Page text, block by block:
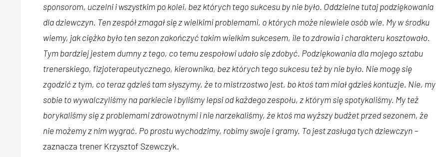
sponsorom, uczelni i wszystkim po kolei, bez których tego sukcesu by nie było. Oddzielne tutaj podziękowania
dla dziewczyn. Ten zespół zmagał się z wielkimi problemami, o których może niewiele osób wie. My w środku
wiemy, jak ciężko było ten sezon zakończyć takim wielkim sukcesem, ile to zdrowia i charakteru kosztowało.
Tym bardziej jestem dumny z tego, co temu zespołowi udało się zdobyć. Podziękowania dla mojego sztabu
trenerskiego, fizjoterapeutycznego, kierownika, bez których tego sukcesu też by nie było. Nie mogę się
zgodzić z tym, co teraz gdzieś tam słyszymy, że to mistrzostwo jest, bo ktoś tam miał gdzieś kontuzje. Nie, my
sobie to wywalczyliśmy na parkiecie i byliśmy lepsi od każdego zespołu, z którym się spotykaliśmy. My też
borykaliśmy się z problemami zdrowotnymi i nie narzekaliśmy, że ktoś ma wyższy budżet przed sezonem, że
nie możemy z nim wygrać. Po prostu wychodzimy, robimy swoje i gramy. To jest zasługa tych dziewczyn–
zaznacza trener Krzysztof Szewczyk.